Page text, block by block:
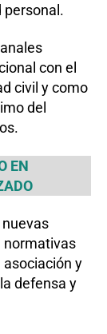
personal.
con el
civil y como
del
EN
normativas
y
defensa y